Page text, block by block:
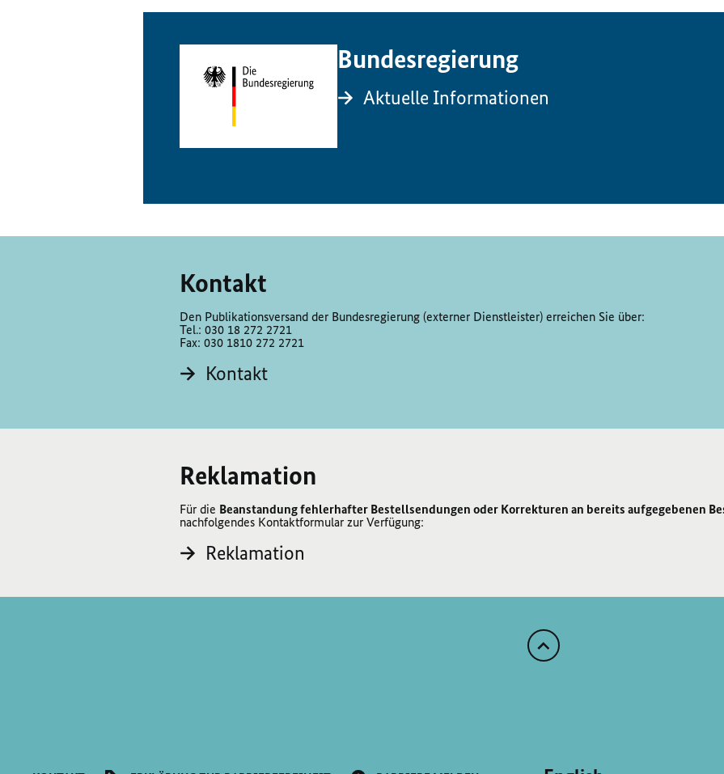
Bundesregierung
Aktuelle Informationen
Kontakt
Den Publikationsversand der Bundesregierung (externer Dienstleister) erreichen Sie über:
Tel.: 030 18 272 2721
Fax: 030 1810 272 2721
Kontakt
Reklamation
Für die Beanstandung fehlerhafter Bestellsendungen oder Korrekturen an bereits aufgegebenen
nachfolgendes Kontaktformular zur Verfügung:
Reklamation
Zum